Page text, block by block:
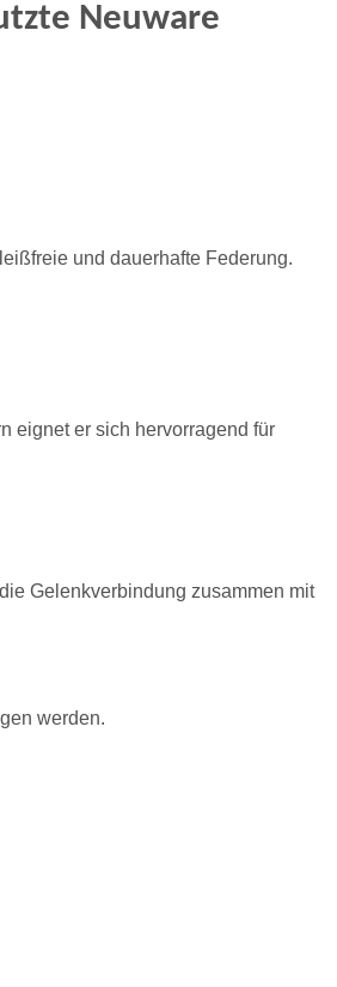
Neuware
und dauerhafte Federung.
eignet er sich hervorragend für
Gelenkverbindung zusammen mit
werden.